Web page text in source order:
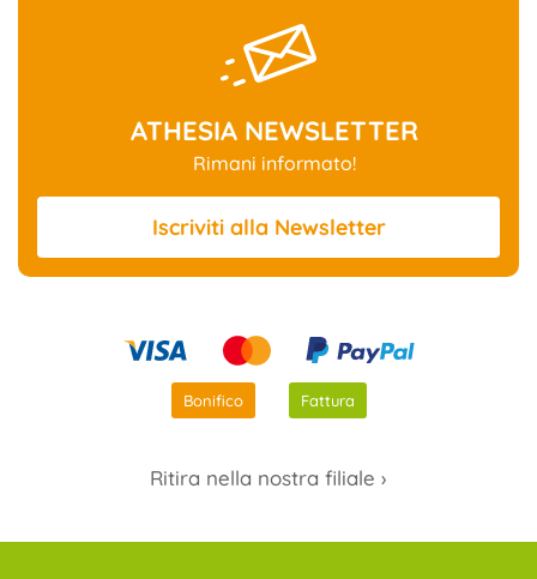
ATHESIA NEWSLETTER
Rimani informato!
Iscrivitialla Newsletter
Bonifico Fattura
Ritira nella nostra filiale ›